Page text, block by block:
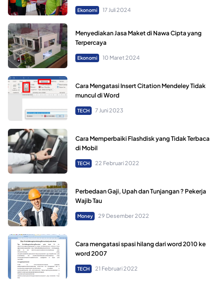
Ekonomi 17 Juli 2024
Menyediakan Jasa Maket di Nawa Cipta yang
Terpercaya
Ekonomi 10 Maret 2024
Cara Mengatasi Insert Citation Mendeley Tidak
muncul di Word
TECH 7 Juni 2023
Cara Memperbaiki Flashdisk yang Tidak Terbaca
di Mobil
TECH 22 Februari 2022
Perbedaan Gaji, Upah dan Tunjangan ? Pekerja
Wajib Tau
Money 29 Desember 2022
Cara mengatasi spasi hilang dari word 2010 ke
word 2007
TECH 21 Februari 2022